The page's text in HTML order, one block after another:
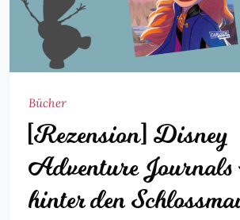
Bücher
[Rezension] Disney
Adventure
hinter den